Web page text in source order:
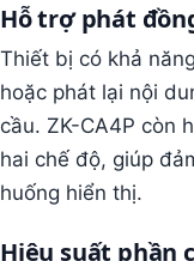
Hỗ trợ phát
Thiết bị có khả
hoặc phát lại nội
cầu. ZK-CA4P còn
hai chế độ, giúp
huống hiển thị.
Hiệu suất phần